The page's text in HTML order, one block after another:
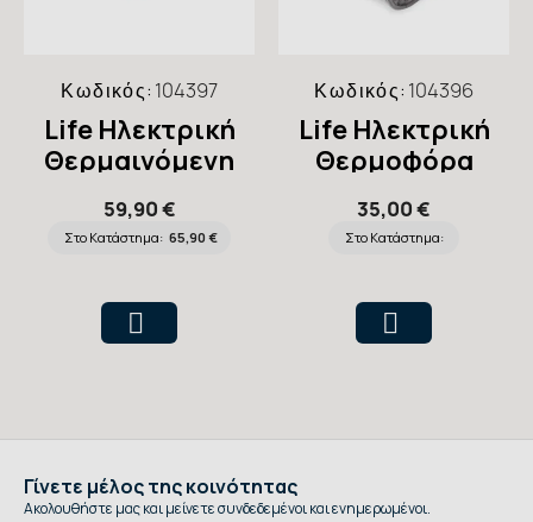
Κωδικός: 104397
Life Ηλεκτρική
Θερμαινόμενη
Κουβέρτα Διπλή
Καφέ
59,90 €
Στο Κατάστημα: 65,90 €
Κωδικός: 104396
Life Ηλεκτρική
Θερμοφόρα
Ποδιών με
Ανεξάρτητη
Λειτουργία
35,00 €
Στο Κατάστημα:
Γίνετε μέλος της κοινότητας
Ακολουθήστε μας και μείνετε συνδεδεμένοι και ενημερωμένοι.